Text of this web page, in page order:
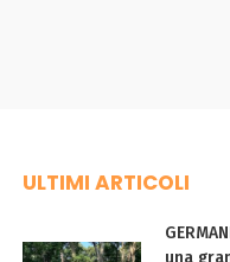
ULTIMI ARTICOLI
una